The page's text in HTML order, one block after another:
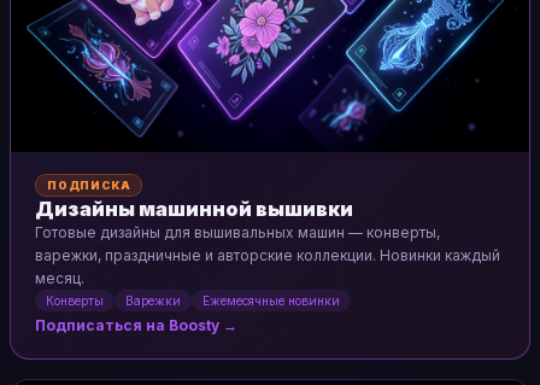
ПОДПИСКА
Дизайны машинной вышивки
Готовые дизайны для вышивальных машин — конверты,
варежки, праздничные и авторские коллекции. Новинки каждый
месяц.
Конверты Варежки Ежемесячные новинки
Подписаться на Boosty →